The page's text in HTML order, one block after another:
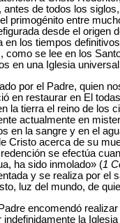
antes de todos los
primogénito entre
desde el
en los tiempos
como se lee en los
en una Iglesia
por el Padre, quien
en restaurar en El
la tierra el reino de los
actualmente en
en la sangre y en el
Cristo acerca de su
se efectúa
ha sido inmolado» (1
y se realiza por el
luz del mundo, de
encomendó
la